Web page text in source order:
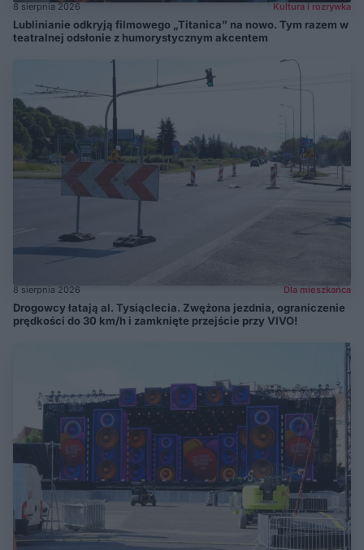
8 sierpnia 2026 Kultura i rozrywka
Lublinianie odkryją filmowego „Titanica” na nowo. Tym razem w
teatralnej odsłonie z humorystycznym akcentem
8 sierpnia 2026 Dla mieszkańca
Drogowcy łatają al. Tysiąclecia. Zwężona jezdnia, ograniczenie
prędkości do 30 km/h i zamknięte przejście przy VIVO!